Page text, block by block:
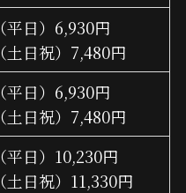
（平日）6,930円
（土日祝）7,480円
（平日）6,930円
（土日祝）7,480円
（平日）10,230円
（土日祝）11,330円